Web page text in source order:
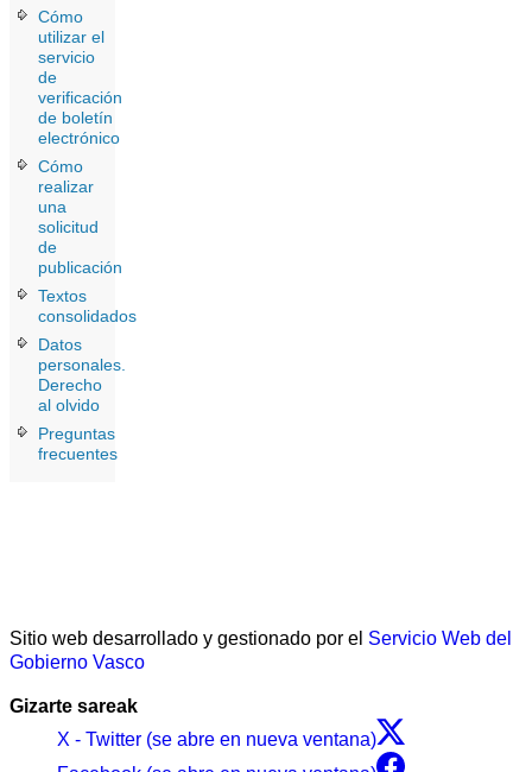
Cómo
utilizar el
servicio
de
verificación
de boletín
electrónico
Cómo
realizar
una
solicitud
de
publicación
Textos
consolidados
Datos
personales.
Derecho
al olvido
Preguntas
frecuentes
Sitio web desarrollado y gestionado por el Servicio Web del
Gobierno Vasco
Gizarte sareak
X - Twitter (se abre en nueva ventana)